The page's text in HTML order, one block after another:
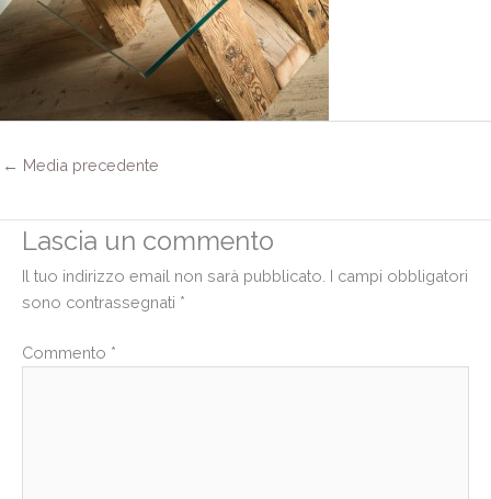
← Media precedente
Lascia un commento
Il tuo indirizzo email non sarà pubblicato. I campi obbligatori
sono contrassegnati *
Commento *